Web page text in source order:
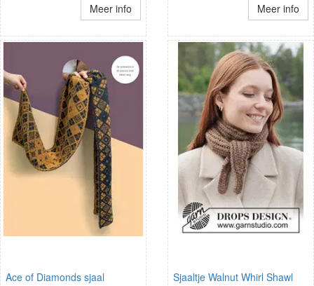
Meer info Meer info
Ace of Diamonds sjaal Sjaaltje Walnut Whirl Shawl